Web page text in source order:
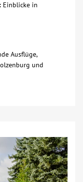
Einblicke in
Ausflüge,
und